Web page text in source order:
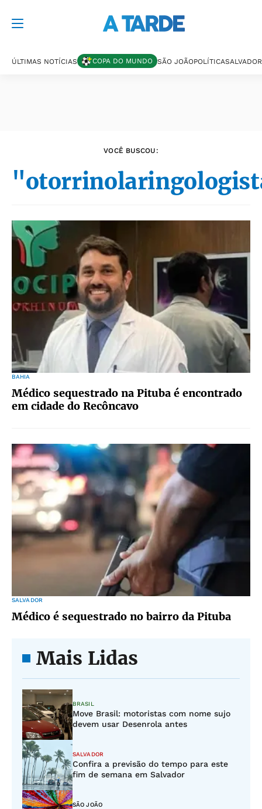
ÚLTIMAS NOTÍCIAS COPA DO MUNDO SÃO JOÃOPOLÍTICASALVADOR
VOCÊ BUSCOU:
BAHIA
Médico sequestrado na Pituba é encontrado
em cidade do Recôncavo
SALVADOR
Médico é sequestrado no bairro da Pituba
Mais Lidas
BRASIL
Move Brasil: motoristas com nome sujo
devem usar Desenrola antes
SALVADOR
Confira a previsão do tempo para este
fim de semana em Salvador
SÃO JOÃO